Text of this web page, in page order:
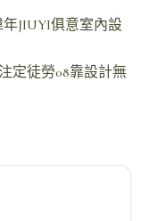
JIUYI俱意室內設
定徒勞08靠設計無